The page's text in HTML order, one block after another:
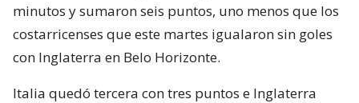
minutos y sumaron seis puntos, uno menos que los
costarricenses que este martes igualaron sin goles
con Inglaterra en Belo Horizonte.
Italia quedó tercera con tres puntos e Inglaterra